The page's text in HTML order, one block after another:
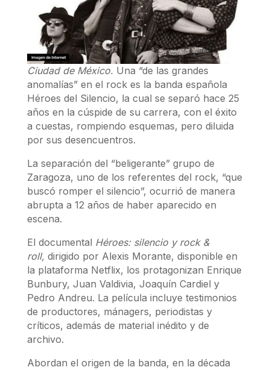
Ciudad de México. Una “de las grandes
anomalías” en el rock es la banda española
Héroes del Silencio, la cual se separó hace 25
años en la cúspide de su carrera, con el éxito
a cuestas, rompiendo esquemas, pero diluida
por sus desencuentros.
La separación del “beligerante” grupo de
Zaragoza, uno de los referentes del rock, “que
buscó romper el silencio”, ocurrió de manera
abrupta a 12 años de haber aparecido en
escena.
El documental Héroes: silencio y rock &
roll, dirigido por Alexis Morante, disponible en
la plataforma Netflix, los protagonizan Enrique
Bunbury, Juan Valdivia, Joaquín Cardiel y
Pedro Andreu. La película incluye testimonios
de productores, mánagers, periodistas y
críticos, además de material inédito y de
archivo.
Abordan el origen de la banda, en la década